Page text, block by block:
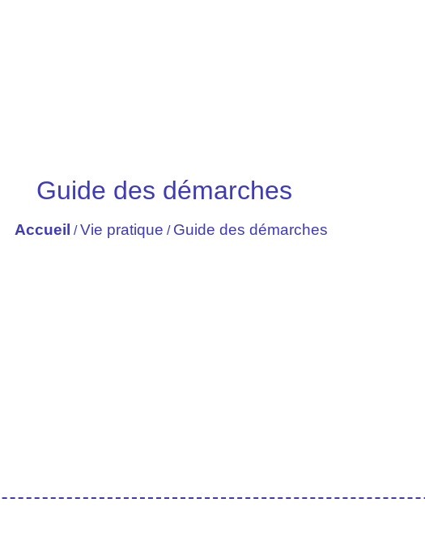
Guide des démarches
Accueil /Vie pratique / Guide des démarches